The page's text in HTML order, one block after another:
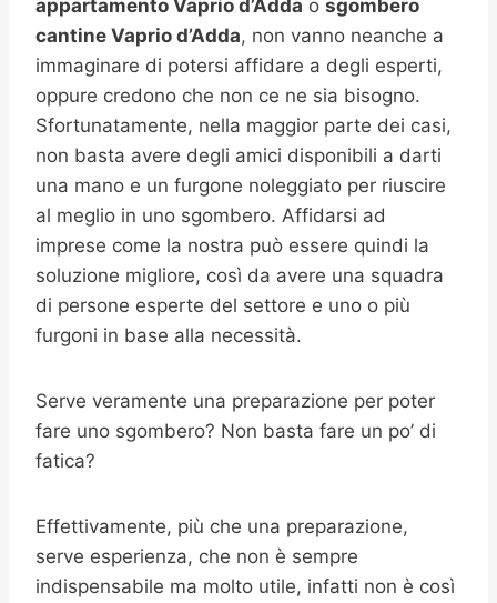
appartamento Vaprio d’Adda o sgombero
cantine Vaprio d’Adda, non vanno neanche a
immaginare di potersi affidare a degli esperti,
oppure credono che non ce ne sia bisogno.
Sfortunatamente, nella maggior parte dei casi,
non basta avere degli amici disponibili a darti
una mano e un furgone noleggiato per riuscire
al meglio in uno sgombero. Affidarsi ad
imprese come la nostra può essere quindi la
soluzione migliore, così da avere una squadra
di persone esperte del settore e uno o più
furgoni in base alla necessità.
Serve veramente una preparazione per poter
fare uno sgombero? Non basta fare un po’ di
fatica?
Effettivamente, più che una preparazione,
serve esperienza, che non è sempre
indispensabile ma molto utile, infatti non è così